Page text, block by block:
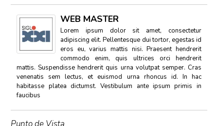
WEB MASTER
Lorem ipsum dolor sit amet, consectetur
adipiscing elit. Pellentesque dui tortor, egestas id
eros eu, varius mattis nisi. Praesent hendrerit
commodo enim, quis ultrices orci hendrerit
mattis. Suspendisse hendrerit quis urna volutpat semper. Cras
venenatis sem lectus, et euismod urna rhoncus id. In hac
habitasse platea dictumst. Vestibulum ante ipsum primis in
faucibus